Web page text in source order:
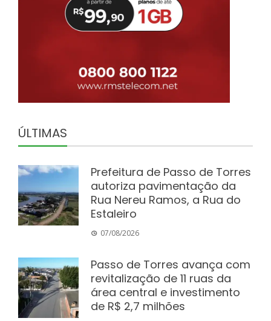
ÚLTIMAS
Prefeitura de Passo de Torres
autoriza pavimentação da
Rua Nereu Ramos, a Rua do
Estaleiro
07/08/2026
Passo de Torres avança com
revitalização de 11 ruas da
área central e investimento
de R$ 2,7 milhões